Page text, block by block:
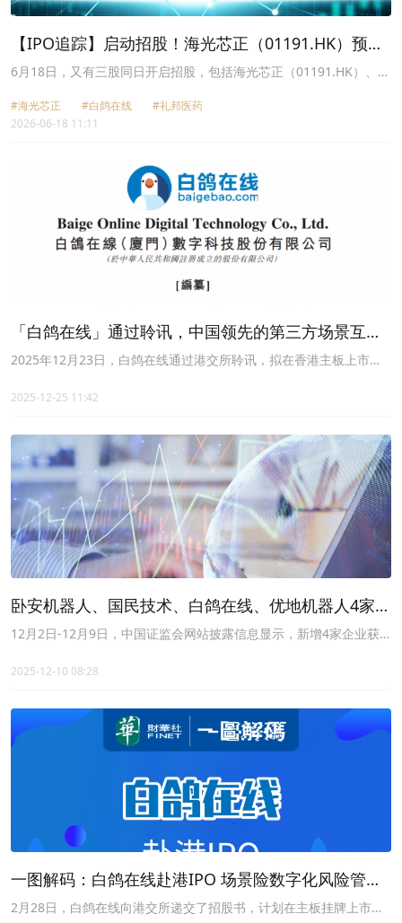
【IPO追踪】启动招股！海光芯正（01191.HK）预期
市值破百亿，重磅基石入局
6月18日，又有三股同日开启招股，包括海光芯正（01191.HK）、白
#海光芯正 #白鸽在线
#礼邦医药
2026-06-18 11:11
「白鸽在线」通过聆讯，中国领先的第三方场景互联
网保险中介
2025年12月23日，白鸽在线通过港交所聆讯，拟在香港主板上市，
中国证监会境外上市备案。
2025-12-25 11:42
卧安机器人、国民技术、白鸽在线、优地机器人4家公
司通过备案，近期新增10家备案、2家补充材料
12月2日-12月9日，中国证监会网站披露信息显示，新增4家企业获
2025-12-10 08:28
一图解码：白鸽在线赴港IPO 场景险数字化风险管理
龙头 亏损扩大
2月28日，白鸽在线向港交所递交了招股书，计划在主板挂牌上市；